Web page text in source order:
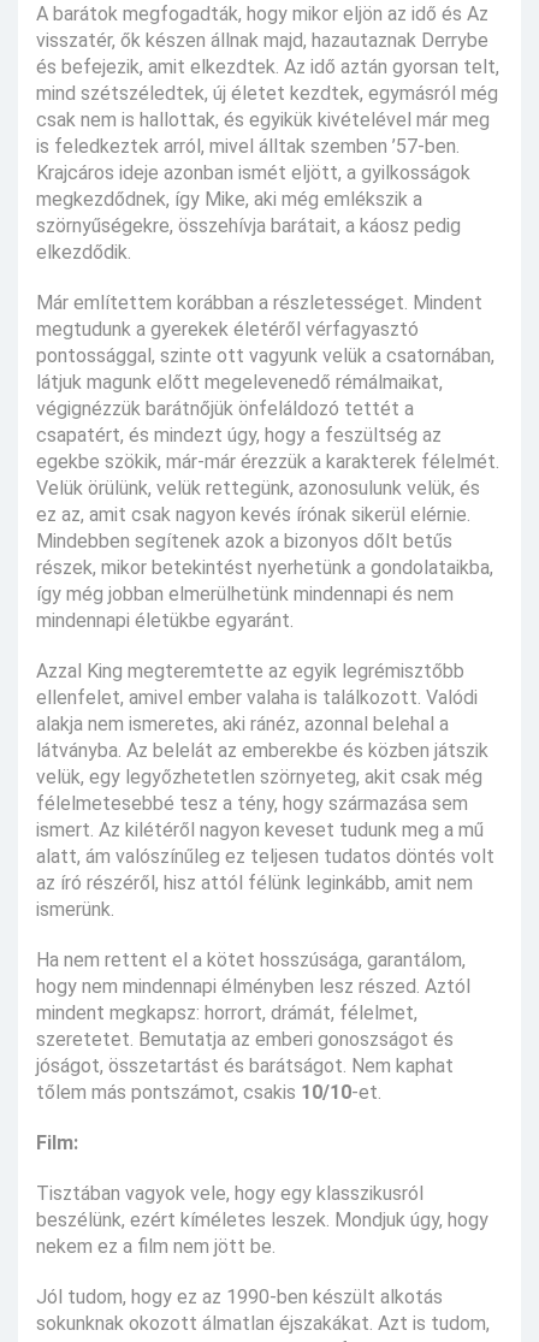
A barátok megfogadták, hogy mikor eljön az idő és Az
visszatér, ők készen állnak majd, hazautaznak Derrybe
és befejezik, amit elkezdtek. Az idő aztán gyorsan telt,
mind szétszéledtek, új életet kezdtek, egymásról még
csak nem is hallottak, és egyikük kivételével már meg
is feledkeztek arról, mivel álltak szemben ’57-ben.
Krajcáros ideje azonban ismét eljött, a gyilkosságok
megkezdődnek, így Mike, aki még emlékszik a
szörnyűségekre, összehívja barátait, a káosz pedig
elkezdődik.
Már említettem korábban a részletességet. Mindent
megtudunk a gyerekek életéről vérfagyasztó
pontossággal, szinte ott vagyunk velük a csatornában,
látjuk magunk előtt megelevenedő rémálmaikat,
végignézzük barátnőjük önfeláldozó tettét a
csapatért, és mindezt úgy, hogy a feszültség az
egekbe szökik, már-már érezzük a karakterek félelmét.
Velük örülünk, velük rettegünk, azonosulunk velük, és
ez az, amit csak nagyon kevés írónak sikerül elérnie.
Mindebben segítenek azok a bizonyos dőlt betűs
részek, mikor betekintést nyerhetünk a gondolataikba,
így még jobban elmerülhetünk mindennapi és nem
mindennapi életükbe egyaránt.
Azzal King megteremtette az egyik legrémisztőbb
ellenfelet, amivel ember valaha is találkozott. Valódi
alakja nem ismeretes, aki ránéz, azonnal belehal a
látványba. Az belelát az emberekbe és közben játszik
velük, egy legyőzhetetlen szörnyeteg, akit csak még
félelmetesebbé tesz a tény, hogy származása sem
ismert. Az kilétéről nagyon keveset tudunk meg a mű
alatt, ám valószínűleg ez teljesen tudatos döntés volt
az író részéről, hisz attól félünk leginkább, amit nem
ismerünk.
Ha nem rettent el a kötet hosszúsága, garantálom,
hogy nem mindennapi élményben lesz részed. Aztól
mindent megkapsz: horrort, drámát, félelmet,
szeretetet. Bemutatja az emberi gonoszságot és
jóságot, összetartást és barátságot. Nem kaphat
tőlem más pontszámot, csakis 10/10-et.
Film:
Tisztában vagyok vele, hogy egy klasszikusról
beszélünk, ezért kíméletes leszek. Mondjuk úgy, hogy
nekem ez a film nem jött be.
Jól tudom, hogy ez az 1990-ben készült alkotás
sokunknak okozott álmatlan éjszakákat. Azt is tudom,